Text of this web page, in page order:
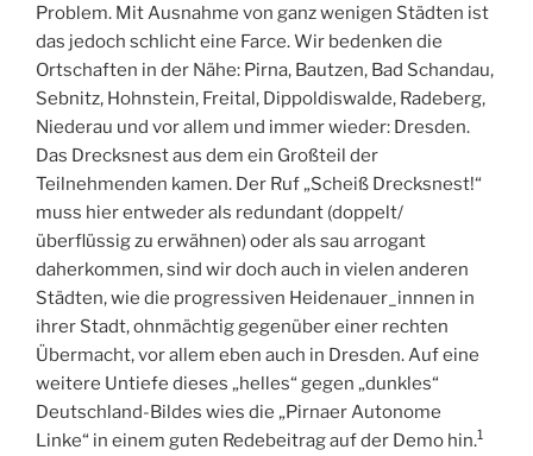
Problem. Mit Ausnahme von ganz wenigen Städten ist
das jedoch schlicht eine Farce. Wir bedenken die
Ortschaften in der Nähe: Pirna, Bautzen, Bad Schandau,
Sebnitz, Hohnstein, Freital, Dippoldiswalde, Radeberg,
Niederau und vor allem und immer wieder: Dresden.
Das Drecksnest aus dem ein Großteil der
Teilnehmenden kamen. Der Ruf „Scheiß Drecksnest!“
muss hier entweder als redundant (doppelt/
überflüssig zu erwähnen) oder als sau arrogant
daherkommen, sind wir doch auch in vielen anderen
Städten, wie die progressiven Heidenauer_innnen in
ihrer Stadt, ohnmächtig gegenüber einer rechten
Übermacht, vor allem eben auch in Dresden. Auf eine
weitere Untiefe dieses „helles“ gegen „dunkles“
Deutschland-Bildes wies die „Pirnaer Autonome
Linke“ in einem guten Redebeitrag auf der Demo hin.1